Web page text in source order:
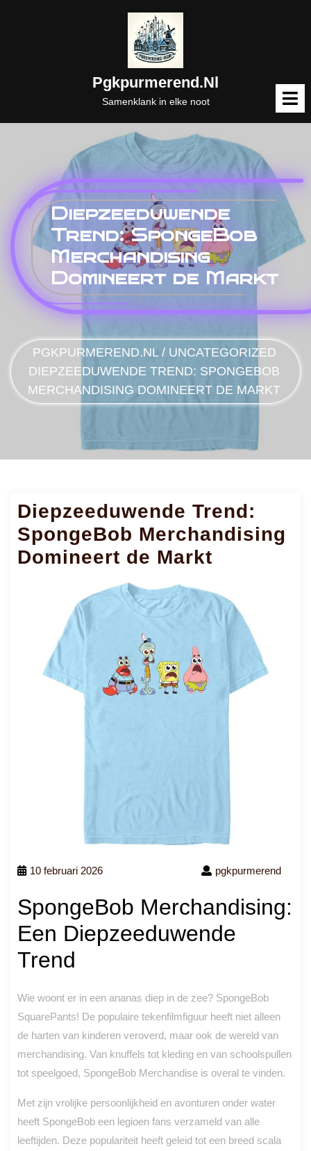
Pgkpurmerend.nl
Samenklank in elke noot
Diepzeeduwende
Trend: SpongeBob
Merchandising
Domineert de Markt
PGKPURMEREND.NL / UNCATEGORIZED
DIEPZEEDUWENDE TREND: SPONGEBOB
MERCHANDISING DOMINEERT DE MARKT
Diepzeeduwende Trend:
SpongeBob Merchandising
Domineert de Markt
10 februari 2026 pgkpurmerend
SpongeBob Merchandising:
Een Diepzeeduwende
Trend
Wie woont er in een ananas diep in de zee? SpongeBob
SquarePants! De populaire tekenfilmfiguur heeft niet alleen
de harten van kinderen veroverd, maar ook de wereld van
merchandising. Van knuffels tot kleding en van schoolspullen
tot speelgoed, SpongeBob Merchandise is overal te vinden.
Met zijn vrolijke persoonlijkheid en avonturen onder water
heeft SpongeBob een legioen fans verzameld van alle
leeftijden. Deze populariteit heeft geleid tot een breed scala